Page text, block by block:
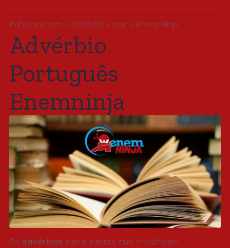
Públicado em > 15/05/21 > por > Enem Ninja
Advérbio
Português
Enemninja
Os advérbios são palavras que modificam